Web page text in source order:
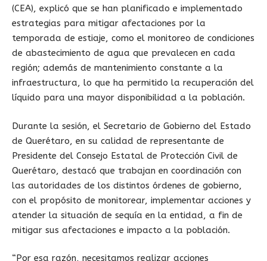
(CEA), explicó que se han planificado e implementado
estrategias para mitigar afectaciones por la
temporada de estiaje, como el monitoreo de condiciones
de abastecimiento de agua que prevalecen en cada
región; además de mantenimiento constante a la
infraestructura, lo que ha permitido la recuperación del
líquido para una mayor disponibilidad a la población.
Durante la sesión, el Secretario de Gobierno del Estado
de Querétaro, en su calidad de representante de
Presidente del Consejo Estatal de Protección Civil de
Querétaro, destacó que trabajan en coordinación con
las autoridades de los distintos órdenes de gobierno,
con el propósito de monitorear, implementar acciones y
atender la situación de sequía en la entidad, a fin de
mitigar sus afectaciones e impacto a la población.
“Por esa razón, necesitamos realizar acciones